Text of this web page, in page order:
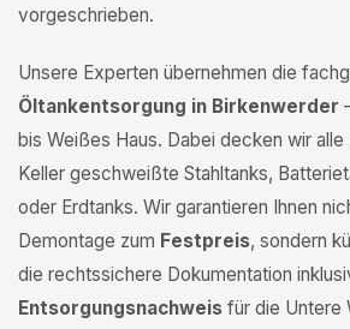
vorgeschrieben.
Unsere Experten übernehmen die
Öltankentsorgung in Birkenwerder
bis Weißes Haus. Dabei decken wir alle
Keller geschweißte Stahltanks,
oder Erdtanks. Wir garantieren Ihnen
Demontage zum Festpreis, sondern
die rechtssichere Dokumentation
Entsorgungsnachweis für die Untere